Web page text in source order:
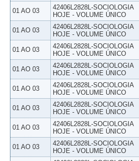
01 AO 03
42406L2828L-SOCIOLOGIA
HOJE - VOLUME ÚNICO
01 AO 03
42406L2828L-SOCIOLOGIA
HOJE - VOLUME ÚNICO
01 AO 03
42406L2828L-SOCIOLOGIA
HOJE - VOLUME ÚNICO
01 AO 03
42406L2828L-SOCIOLOGIA
HOJE - VOLUME ÚNICO
01 AO 03
42406L2828L-SOCIOLOGIA
HOJE - VOLUME ÚNICO
01 AO 03
42406L2828L-SOCIOLOGIA
HOJE - VOLUME ÚNICO
01 AO 03
42406L2828L-SOCIOLOGIA
HOJE - VOLUME ÚNICO
01 AO 03
42406L2828L-SOCIOLOGIA
HOJE - VOLUME ÚNICO